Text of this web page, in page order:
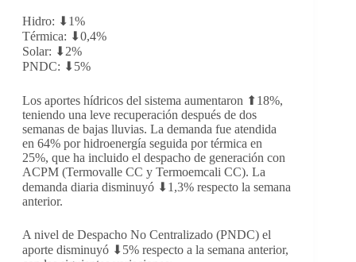
Hidro: ⬇1%
Térmica: ⬇0,4%
Solar: ⬇2%
PNDC: ⬇5%
Los aportes hídricos del sistema aumentaron ⬆18%,
teniendo una leve recuperación después de dos
semanas de bajas lluvias. La demanda fue atendida
en 64% por hidroenergía seguida por térmica en
25%, que ha incluido el despacho de generación con
ACPM (Termovalle CC y Termoemcali CC). La
demanda diaria disminuyó ⬇1,3% respecto la semana
anterior.
A nivel de Despacho No Centralizado (PNDC) el
aporte disminuyó ⬇5% respecto a la semana anterior,